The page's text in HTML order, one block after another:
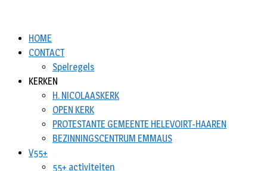
HOME
CONTACT
Spelregels
KERKEN
H. NICOLAASKERK
OPEN KERK
PROTESTANTE GEMEENTE HELEVOIRT-HAAREN
BEZINNINGSCENTRUM EMMAUS
V55+
55+ activiteiten